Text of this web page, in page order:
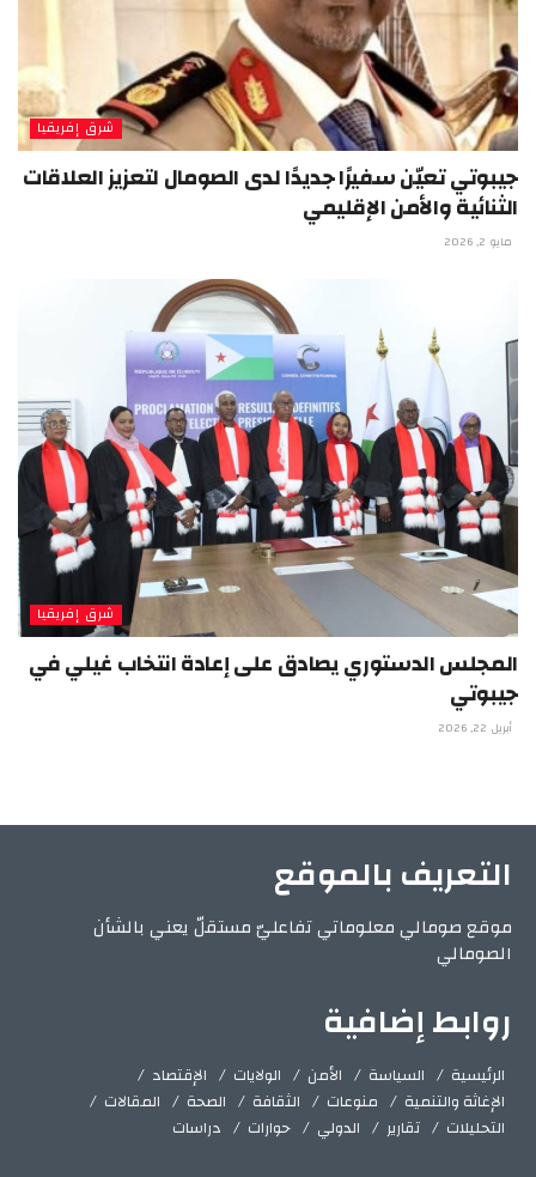
شرق إفريقيا
جيبوتي تعيّن سفيرًا جديدًا لدى الصومال لتعزيز العلاقات
الثنائية والأمن الإقليمي
مايو 2, 2026
شرق إفريقيا
المجلس الدستوري يصادق على إعادة انتخاب غيلي في
جيبوتي
أبريل 22, 2026
التعريف بالموقع
موقع صومالي معلوماتي تفاعليّ مستقلّ يعني بالشأن
الصومالي
روابط إضافية
الرئيسية السياسة الأمن الولايات
الإقتصاد
الإغاثة والتنمية
منوعات الثقافة الصحة
المقالات
التحليلات
تقارير الدولي حوارات دراسات